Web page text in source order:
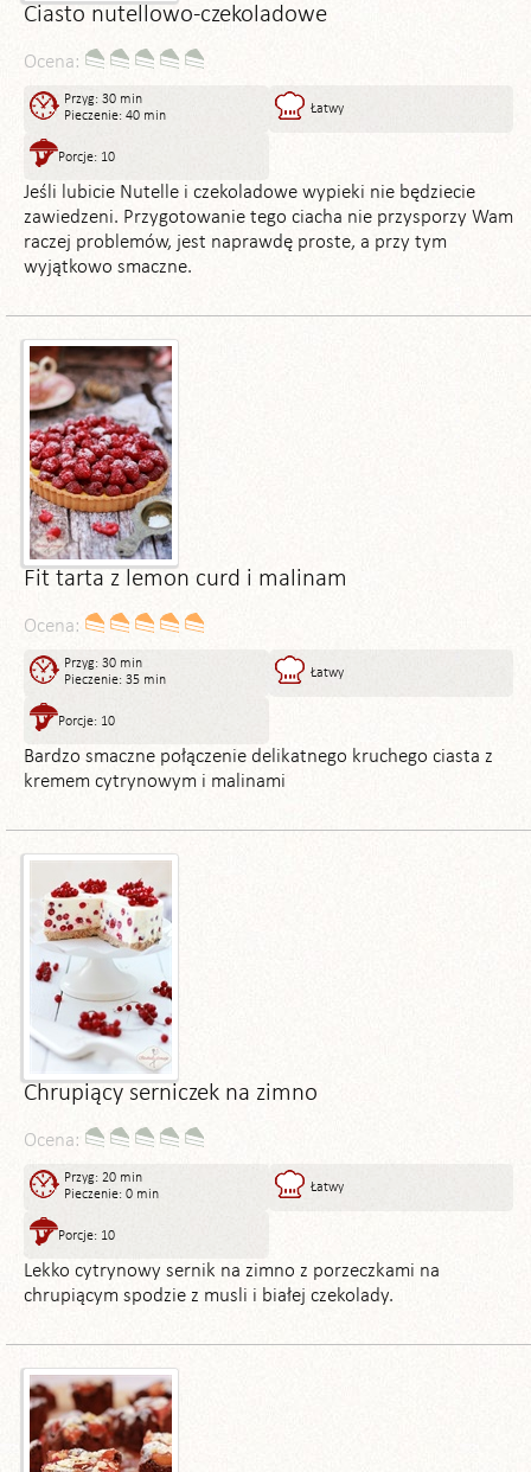
Ciasto nutellowo-czekoladowe
Ocena:
Przyg: 30 min
Pieczenie: 40 min
Łatwy
Porcje: 10
Jeśli lubicie Nutelle i czekoladowe wypieki nie będziecie
zawiedzeni. Przygotowanie tego ciacha nie przysporzy Wam
raczej problemów, jest naprawdę proste, a przy tym
wyjątkowo smaczne.
Fit tarta z lemon curd i malinam
Ocena:
Przyg: 30 min
Pieczenie: 35 min
Łatwy
Porcje: 10
Bardzo smaczne połączenie delikatnego kruchego ciasta z
kremem cytrynowym i malinami
Chrupiący serniczek na zimno
Ocena:
Przyg: 20 min
Pieczenie: 0 min
Łatwy
Porcje: 10
Lekko cytrynowy sernik na zimno z porzeczkami na
chrupiącym spodzie z musli i białej czekolady.